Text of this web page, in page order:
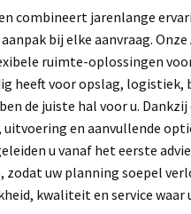
combineert jarenlange
bij elke aanvraag. Onze
ruimte-oplossingen
heeft voor opslag, logistiek,
de juiste hal voor u.
uitvoering en aanvullende
u vanaf het eerste
uw planning soepel
kwaliteit en service waar